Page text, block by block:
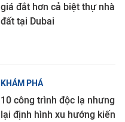
giá đắt hơn cả biệt thự nhà
đất tại Dubai
KHÁM PHÁ
10 công trình độc lạ nhưng
lại định hình xu hướng kiến